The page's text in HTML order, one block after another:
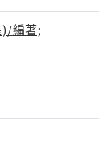
)/編著;